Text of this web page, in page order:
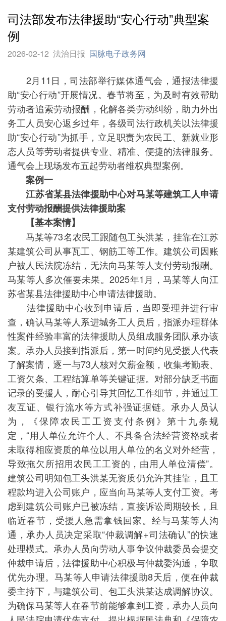
司法部发布法律援助“安心行动”典型案
例
2026-02-12 法治日报 国脉电子政务网
2月11日，司法部举行媒体通气会，通报法律援
助“安心行动”开展情况。春节将至，为及时有效帮助
劳动者追索劳动报酬，化解各类劳动纠纷，助力外出
务工人员安心返乡过年，各级司法行政机关以法律援
助“安心行动”为抓手，立足职责为农民工、新就业形
态人员等劳动者提供专业、精准、便捷的法律服务。
通气会上现场发布五起劳动者维权典型案例。
案例一
江苏省某县法律援助中心对马某等建筑工人申请
支付劳动报酬提供法律援助案
【基本案情】
马某等73名农民工跟随包工头洪某，挂靠在江苏
某建筑公司从事瓦工、钢筋工等工作。建筑公司因账
户被人民法院冻结，无法向马某等人支付劳动报酬。
马某等人多次催要未果。2025年1月，马某等人向江
苏省某县法律援助中心申请法律援助。
法律援助中心收到申请后，当即受理并进行审
查，确认马某等人系进城务工人员后，指派办理群体
性案件经验丰富的法律援助人员组成服务团队承办该
案。承办人员接到指派后，第一时间约见受援人代表
了解案情，逐一与73人核对欠薪金额，收集考勤表、
工资欠条、工程结算单等关键证据。对部分缺乏书面
记录的受援人，耐心引导其回忆工作细节，并通过工
友互证、银行流水等方式补强证据链。承办人员认
为，《保障农民工工资支付条例》第十九条规
定，“用人单位允许个人、不具备合法经营资格或者
未取得相应资质的单位以用人单位的名义对外经营，
导致拖欠所招用农民工工资的，由用人单位清偿”。
建筑公司明知包工头洪某无资质仍允许其挂靠，且工
程款均进入公司账户，应当向马某等人支付工资。考
虑到建筑公司账户已被冻结，直接诉讼周期较长，且
临近春节，受援人急需拿钱回家。经与马某等人沟
通，承办人员决定采取“仲裁调解+司法确认”的快速
处理模式。承办人员向劳动人事争议仲裁委员会提交
仲裁申请后，法律援助中心积极与仲裁委沟通，争取
优先办理。马某等人申请法律援助8天后，便在仲裁
委主持下，与建筑公司、包工头洪某达成调解协议。
为确保马某等人在春节前能够拿到工资，承办人员向